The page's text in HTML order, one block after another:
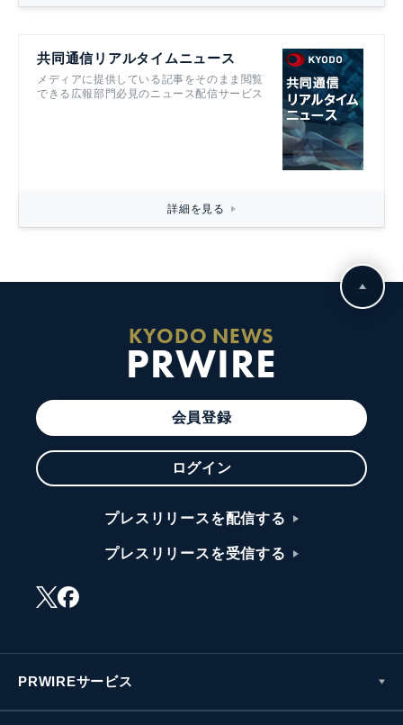
共同通信リアルタイムニュース
メディアに提供している記事をそのまま閲覧
できる広報部門必見のニュース配信サービス
詳細を見る
KYODO NEWS
PRWIRE
会員登録
ログイン
プレスリリースを配信する
プレスリリースを受信する
PRWIREサービス